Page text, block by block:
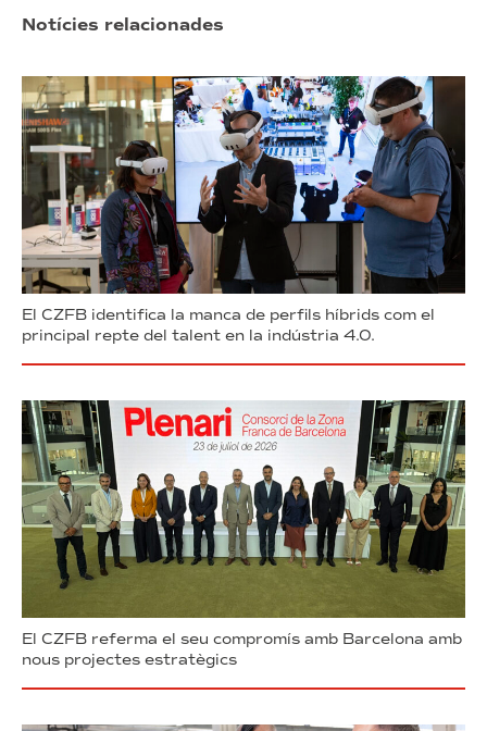
Notícies relacionades
El CZFB identifica la manca de perfils híbrids com el
principal repte del talent en la indústria 4.0.
El CZFB referma el seu compromís amb Barcelona amb
nous projectes estratègics